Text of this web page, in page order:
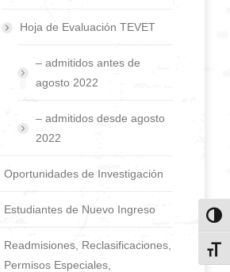
Hoja de Evaluación TEVET
– admitidos antes de
agosto 2022
– admitidos desde agosto
2022
Oportunidades de Investigación
Estudiantes de Nuevo Ingreso
Readmisiones, Reclasificaciones,
Permisos Especiales,